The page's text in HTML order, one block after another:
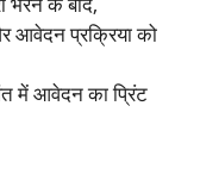
आवेदन प्रक्रिया को
में आवेदन का प्रिंट